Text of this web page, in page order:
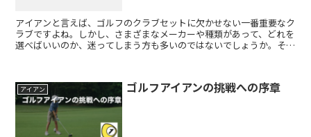
アイアンと言えば、ゴルフのクラブセットに欠かせない一番重要なク
ラブですよね。しかし、さまざまなメーカーや種類があって、どれを
選べばいいのか、迷ってしまう方も多いのではないでしょうか。そこ
アイアン ゴルフアイアンの挑戦への序章